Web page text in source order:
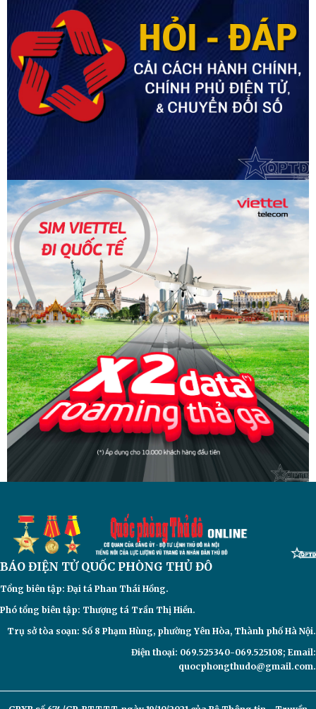
BÁO ĐIỆN TỬQUỐC PHÒNG THỦ ĐÔ
Tổng biên tập: Đại tá Phan Thái Hồng.
Phó tổng biên tập: Thượng tá Trần Thị Hiền.
Trụ sở tòa soạn: Số 8 Phạm Hùng, phường Yên Hòa, Thành phố Hà Nội.
Điện thoại: 069.525340-069.525108; Email:
quocphongthudo@gmail.com.